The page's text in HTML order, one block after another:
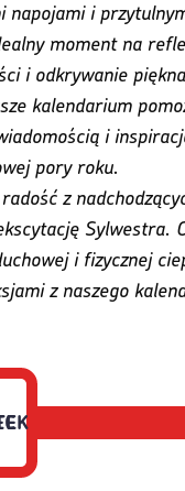
napojami i
moment na
i odkrywanie
kalendarium
i
pory roku.
z
Sylwestra.
i fizycznej
z naszego